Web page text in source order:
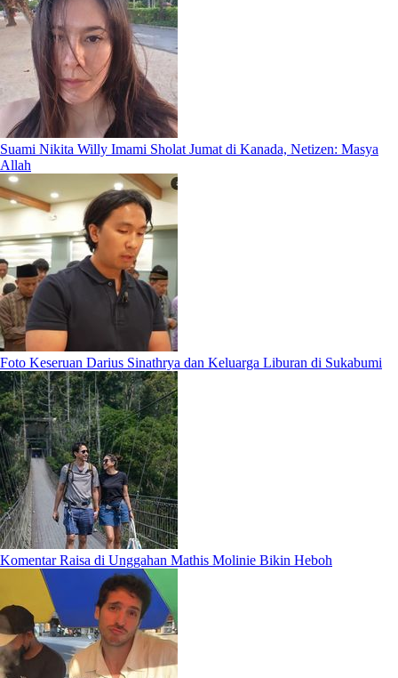
Suami Nikita Willy Imami Sholat Jumat di Kanada, Netizen: Masya
Allah
Foto Keseruan Darius Sinathrya dan Keluarga Liburan di Sukabumi
Komentar Raisa di Unggahan Mathis Molinie Bikin Heboh